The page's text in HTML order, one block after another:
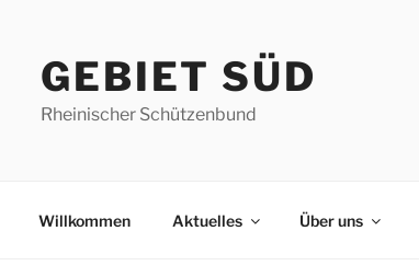
GEBIET SÜD
Rheinischer Schützenbund
Willkommen Aktuelles Über uns